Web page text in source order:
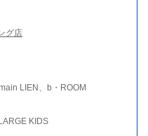
グ店
LIEN、b・ROOM
KIDS